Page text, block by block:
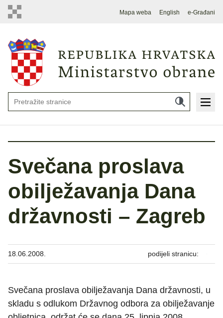
Mapa weba English e-Građani
Svečana proslava
obilježavanja Dana
državnosti – Zagreb
18.06.2008. podijeli stranicu:
Svečana proslava obilježavanja Dana državnosti, u
skladu s odlukom Državnog odbora za obilježavanje